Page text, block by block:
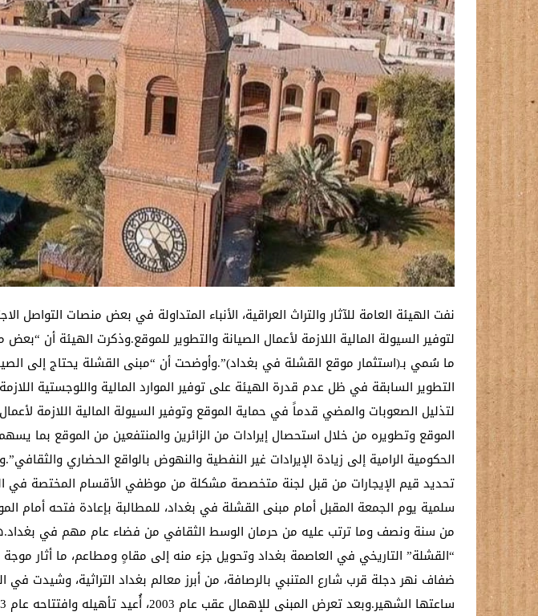
نفت الهيئة العامة للآثار والتراث العراقية، الأنباء المتداولة في بعض منصات
لتوفير السيولة المالية اللازمة لأعمال الصيانة والتطوير للموقع.وذكرت الهيئة أن
ما سُمي بـ(استثمار موقع القشلة في بغداد)”.وأوضحت أن “مبنى القشلة يحتاج إلى
التطوير السابقة في ظل عدم قدرة الهيئة على توفير الموارد المالية واللوجستية
لتذليل الصعوبات والمضي قدماً في حماية الموقع وتوفير السيولة المالية اللازمة
الموقع وتطويره من خلال استحصال إيرادات من الزائرين والمنتفعين من الموقع بما
الحكومية الرامية إلى زيادة الإيرادات غير النفطية والنهوض بالواقع الحضاري
تحديد قيم الإيجارات من قبل لجنة متخصصة مشكلة من موظفي الأقسام المختصة في
سلمية يوم الجمعة المقبل أمام مبنى القشلة في بغداد، للمطالبة بإعادة فتحه أمام
من سنة ونصف وما ترتب عليه من حرمان الوسط الثقافي من فضاء عام مهم في
“القشلة” التاريخي في العاصمة بغداد وتحويل جزء منه إلى مقاهٍ ومطاعم، ما أثار
ضفاف نهر دجلة قرب شارع المتنبي بالرصافة، من أبرز معالم بغداد التراثية، وشيدت
ساعتها الشهير.وبعد تعرض المبنى للإهمال عقب عام 2003، أُعيد تأهيله وافتتاحه عام 2013، ليتحول إلى مركز حيوي للأنشطة الثقافية والفنية ومحطة رئيسية لرواد المتنبي.